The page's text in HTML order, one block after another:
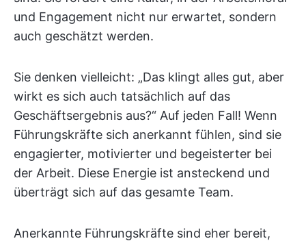
und Engagement nicht nur erwartet, sondern
auch geschätzt werden.
Sie denken vielleicht: „Das klingt alles gut, aber
wirkt es sich auch tatsächlich auf das
Geschäftsergebnis aus?“ Auf jeden Fall! Wenn
Führungskräfte sich anerkannt fühlen, sind sie
engagierter, motivierter und begeisterter bei
der Arbeit. Diese Energie ist ansteckend und
überträgt sich auf das gesamte Team.
Anerkannte Führungskräfte sind eher bereit,